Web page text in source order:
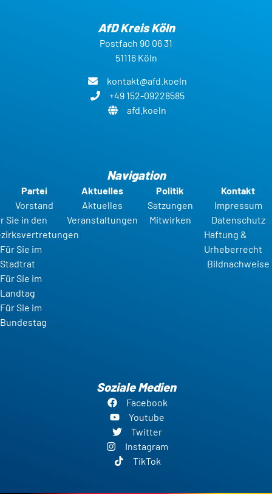
AfD Kreis Köln
Postfach 90 06 31
51116 Köln
kontakt@afd.koeln
+49 152-09228585
afd.koeln
Navigation
Partei
Vorstand
Sie in den
Für Sie im
Stadtrat
Für Sie im
Landtag
Für Sie im
Bundestag
Aktuelles
Aktuelles
Veranstaltungen
Politik
Satzungen
Mitwirken
Kontakt
Impressum
Datenschutz
Haftung &
Urheberrecht
Bildnachweise
Soziale Medien
Facebook
Youtube
Twitter
Instagram
TikTok